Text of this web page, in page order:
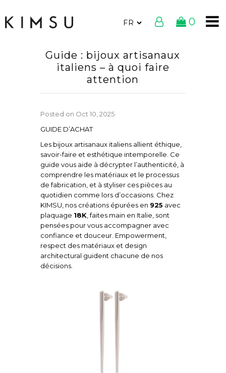
0
Guide : bijoux artisanaux
italiens – à quoi faire
attention
Posted on Oct 10, 2025
GUIDE D’ACHAT
Les bijoux artisanaux italiens allient éthique,
savoir-faire et esthétique intemporelle. Ce
guide vous aide à décrypter l’authenticité, à
comprendre les matériaux et le processus
de fabrication, et à styliser ces pièces au
quotidien comme lors d’occasions. Chez
KIMSU, nos créations épurées en 925 avec
plaquage 18K , faites main en Italie, sont
pensées pour vous accompagner avec
confiance et douceur. Empowerment,
respect des matériaux et design
architectural guident chacune de nos
décisions.